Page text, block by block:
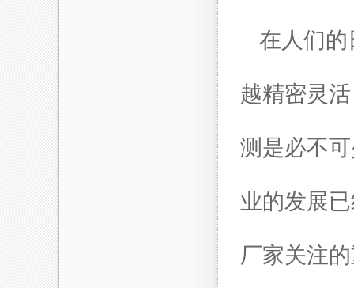
在人们的
越精密灵
测是必不
业的发展
厂家关注